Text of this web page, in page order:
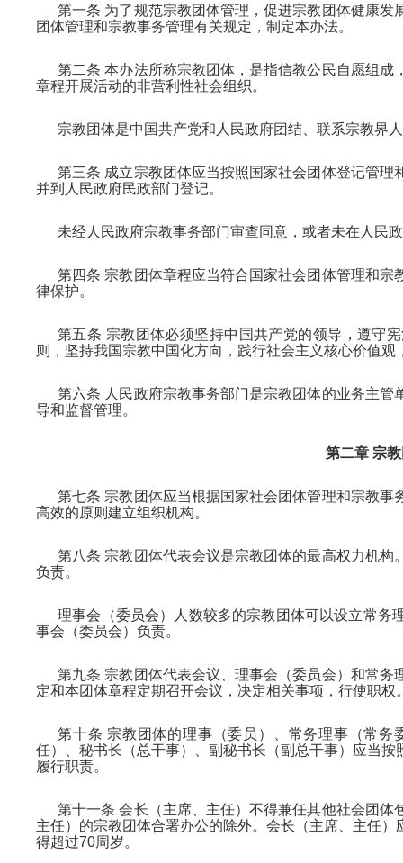
第一条 为了规范宗教团体管理，促进宗教团体健康
团体管理和宗教事务管理有关规定，制定本办法。
第二条 本办法所称宗教团体，是指信教公民自愿组
章程开展活动的非营利性社会组织。
宗教团体是中国共产党和人民政府团结、联系宗教界
第三条 成立宗教团体应当按照国家社会团体登记管
并到人民政府民政部门登记。
未经人民政府宗教事务部门审查同意，或者未在人民
第四条 宗教团体章程应当符合国家社会团体管理和
律保护。
第五条 宗教团体必须坚持中国共产党的领导，遵守
则，坚持我国宗教中国化方向，践行社会主义核心价值
第六条 人民政府宗教事务部门是宗教团体的业务主
导和监督管理。
第二章 宗
第七条 宗教团体应当根据国家社会团体管理和宗教
高效的原则建立组织机构。
第八条 宗教团体代表会议是宗教团体的最高权力机
负责。
理事会（委员会）人数较多的宗教团体可以设立常务
事会（委员会）负责。
第九条 宗教团体代表会议、理事会（委员会）和常
定和本团体章程定期召开会议，决定相关事项，行使职权
第十条 宗教团体的理事（委员）、常务理事（常
任）、秘书长（总干事）、副秘书长（副总干事）应当
履行职责。
第十一条 会长（主席、主任）不得兼任其他社会团
主任）的宗教团体合署办公的除外。会长（主席、主任
得超过70周岁。